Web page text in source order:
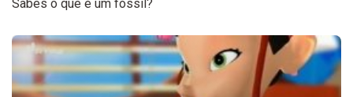
Sabes o que é um fóssil?